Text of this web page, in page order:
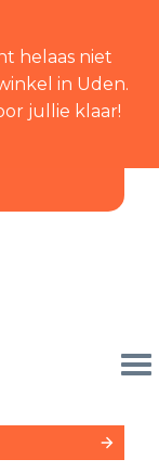
helaas niet
in Uden.
jullie klaar!